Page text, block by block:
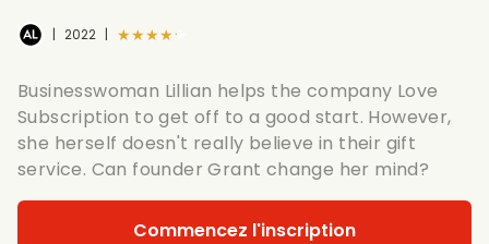
| 2022 | ★★★★★
Businesswoman Lillian helps the company Love
Subscription to get off to a good start. However,
she herself doesn't really believe in their gift
service. Can founder Grant change her mind?
Commencez l'inscription